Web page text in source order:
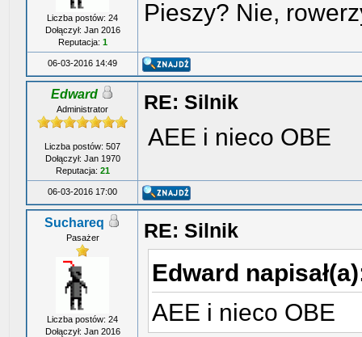
Liczba postów: 24
Dołączył: Jan 2016
Reputacja: 1
Pieszy? Nie,
06-03-2016 14:49
Edward
Administrator
Liczba postów: 507
Dołączył: Jan 1970
Reputacja: 21
RE: Silnik
AEE i nieco OBE
06-03-2016 17:00
Suchareq
Pasażer
Liczba postów: 24
Dołączył: Jan 2016
RE: Silnik
Edward
AEE i nieco OBE